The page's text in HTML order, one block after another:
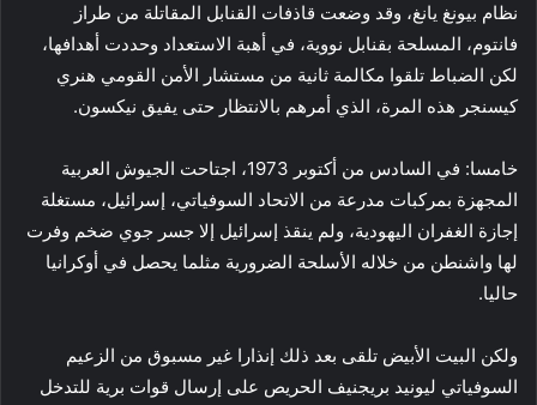
نظام بيونغ يانغ، وقد وضعت قاذفات القنابل المقاتلة من طراز
فانتوم، المسلحة بقنابل نووية، في أهبة الاستعداد وحددت أهدافها،
لكن الضباط تلقوا مكالمة ثانية من مستشار الأمن القومي هنري
كيسنجر هذه المرة، الذي أمرهم بالانتظار حتى يفيق نيكسون.
خامسا: في السادس من أكتوبر 1973، اجتاحت الجيوش العربية
المجهزة بمركبات مدرعة من الاتحاد السوفياتي، إسرائيل، مستغلة
إجازة الغفران اليهودية، ولم ينقذ إسرائيل إلا جسر جوي ضخم وفرت
لها واشنطن من خلاله الأسلحة الضرورية مثلما يحصل في أوكرانيا
حاليا.
ولكن البيت الأبيض تلقى بعد ذلك إنذارا غير مسبوق من الزعيم
السوفياتي ليونيد بريجنيف الحريص على إرسال قوات برية للتدخل